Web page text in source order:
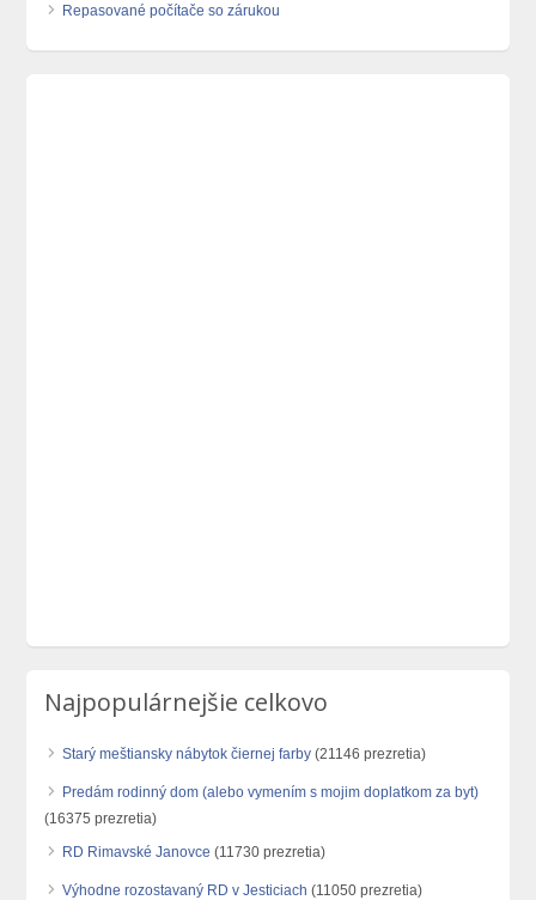
Repasované počítače so zárukou
Najpopulárnejšie celkovo
Starý meštiansky nábytok čiernej farby (21146 prezretia)
Predám rodinný dom (alebo vymením s mojim doplatkom za byt)
(16375 prezretia)
RD Rimavské Janovce (11730 prezretia)
Výhodne rozostavaný RD v Jesticiach (11050 prezretia)